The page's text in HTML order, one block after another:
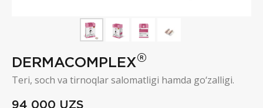
DERMACOMPLEX®
Teri, soch va tirnoqlar salomatligi hamda go‘zalligi.
94 000 UZS